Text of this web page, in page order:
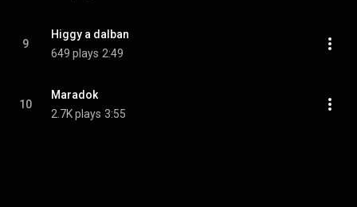
9
Higgy a dalban
649 plays 2:49
10
Maradok
2.7K plays 3:55